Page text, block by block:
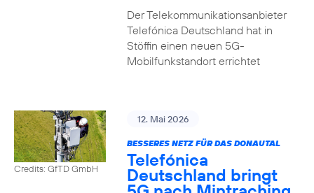
Der Telekommunikationsanbieter
Telefónica Deutschland hat in
Stöffin einen neuen 5G-
Mobilfunkstandort errichtet
Credits: GfTD GmbH
12. Mai 2026
BESSERES NETZ FÜR DAS DONAUTAL
Telefónica
Deutschland bringt